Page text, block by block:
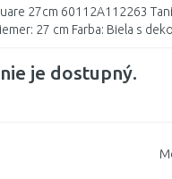
27cm 60112A112263
27 cm Farba: Biela s
je dostupný.